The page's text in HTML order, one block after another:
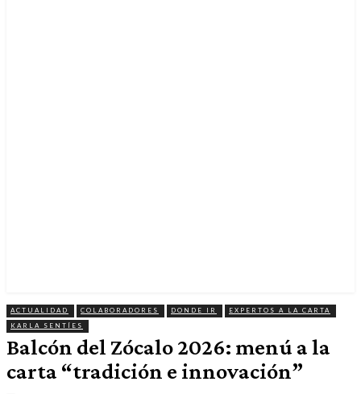
ACTUALIDAD COLABORADORES DONDE IR
EXPERTOS A LA CARTA
KARLA SENTÍES
Balcón del Zócalo 2026: menú a la
carta “tradición e innovación”